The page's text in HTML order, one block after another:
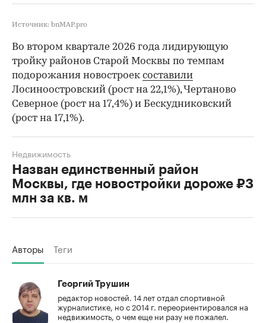
Источник: bnMAP.pro
Во втором квартале 2026 года лидирующую
тройку районов Старой Москвы по темпам
подорожания новостроек составили
Лосиноостровский (рост на 22,1%), Чертаново
Северное (рост на 17,4%) и Бескудниковский
(рост на 17,1%).
Назван единственный район
Москвы, где новостройки дороже ₽3
млн за кв. м
Недвижимость
Авторы Теги
Георгий Трушин
редактор новостей. 14 лет отдал спортивной
журналистике, но с 2014 г. переориентировался на
недвижимость, о чем еще ни разу не пожалел.